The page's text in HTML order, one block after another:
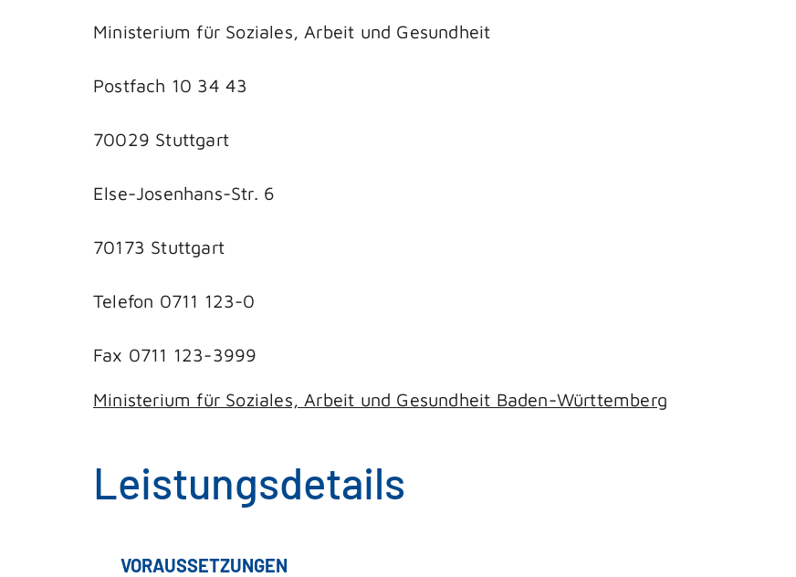
Ministerium für Soziales, Arbeit und Gesundheit
Postfach 10 34 43
70029 Stuttgart
Else-Josenhans-Str. 6
70173 Stuttgart
Telefon 0711 123-0
Fax 0711 123-3999
Ministerium für Soziales, Arbeit und Gesundheit Baden-Württemberg
Leistungsdetails
VORAUSSETZUNGEN